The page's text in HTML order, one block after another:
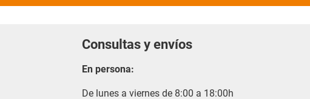
Consultas y envíos
En persona:
De lunes a viernes de 8:00 a 18:00h